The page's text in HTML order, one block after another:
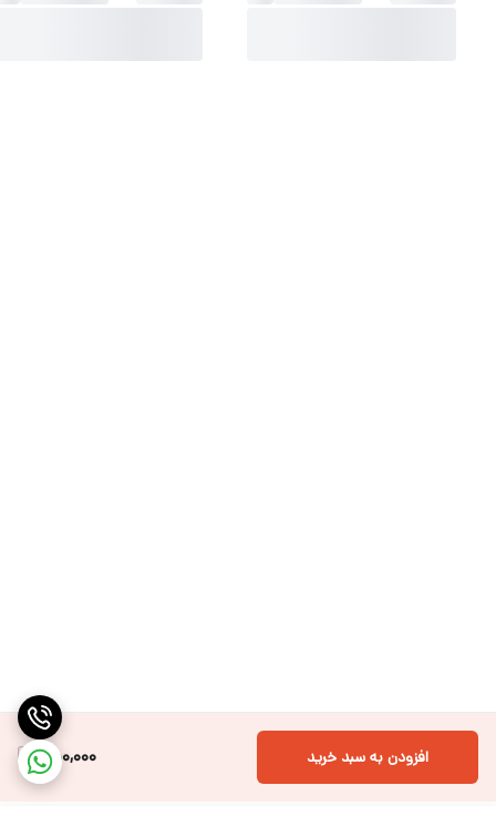
750,000 افزودن به سبد خرید